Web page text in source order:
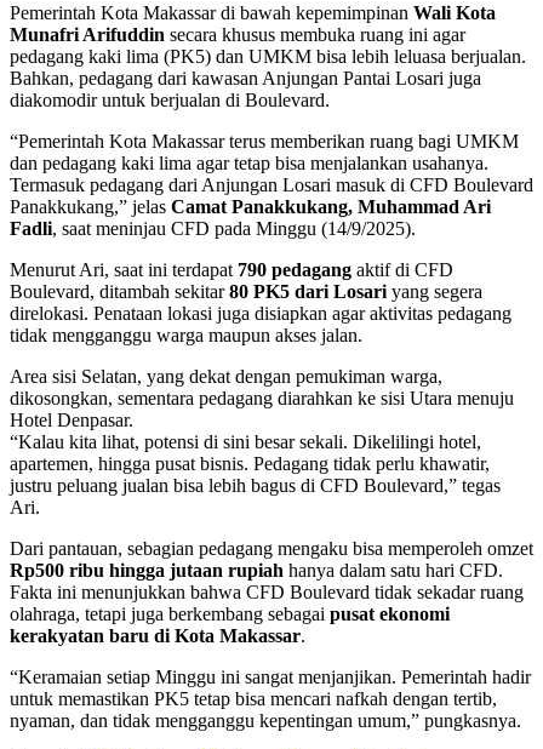
Pemerintah Kota Makassar di bawah kepemimpinan Wali Kota
Munafri Arifuddin secara khusus membuka ruang ini agar
pedagang kaki lima (PK5) dan UMKM bisa lebih leluasa berjualan.
Bahkan, pedagang dari kawasan Anjungan Pantai Losari juga
diakomodir untuk berjualan di Boulevard.
“Pemerintah Kota Makassar terus memberikan ruang bagi UMKM
dan pedagang kaki lima agar tetap bisa menjalankan usahanya.
Termasuk pedagang dari Anjungan Losari masuk di CFD Boulevard
Panakkukang,” jelas Camat Panakkukang, Muhammad Ari
Fadli, saat meninjau CFD pada Minggu (14/9/2025).
Menurut Ari, saat ini terdapat 790 pedagang aktif di CFD
Boulevard, ditambah sekitar80 PK5 dari Losari yang segera
direlokasi. Penataan lokasi juga disiapkan agar aktivitas pedagang
tidak mengganggu warga maupun akses jalan.
Area sisi Selatan, yang dekat dengan pemukiman warga,
dikosongkan, sementara pedagang diarahkan ke sisi Utara menuju
Hotel Denpasar.
“Kalau kita lihat, potensi di sini besar sekali. Dikelilingi hotel,
apartemen, hingga pusat bisnis. Pedagang tidak perlu khawatir,
justru peluang jualan bisa lebih bagus di CFD Boulevard,” tegas
Ari.
Dari pantauan, sebagian pedagang mengaku bisa memperoleh omzet
Rp500 ribu hingga jutaan rupiah hanya dalam satu hari CFD.
Fakta ini menunjukkan bahwa CFD Boulevard tidak sekadar ruang
olahraga, tetapi juga berkembang sebagai pusat ekonomi
kerakyatan baru di Kota Makassar.
“Keramaian setiap Minggu ini sangat menjanjikan. Pemerintah hadir
untuk memastikan PK5 tetap bisa mencari nafkah dengan tertib,
nyaman, dan tidak mengganggu kepentingan umum,” pungkasnya.